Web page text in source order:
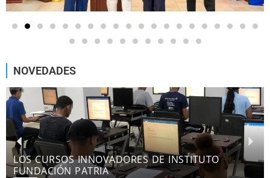
NOVEDADES
LOS CURSOS INNOVADORES DE INSTITUTO
FUNDACIÓN PATRIA